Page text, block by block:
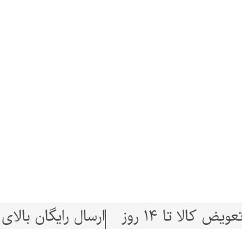
کالا تا 14 روز ارسال رایگان بالای 1,500,000